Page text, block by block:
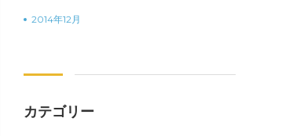
2014年12月
カテゴリー